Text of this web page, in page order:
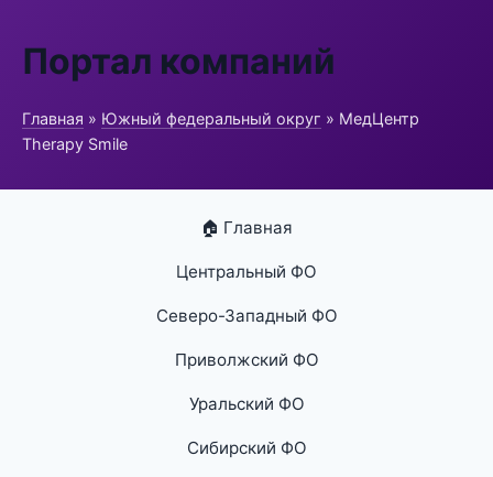
Портал компаний
Главная » Южный федеральный округ » МедЦентр
Therapy Smile
🏠 Главная
Центральный ФО
Северо-Западный ФО
Приволжский ФО
Уральский ФО
Сибирский ФО